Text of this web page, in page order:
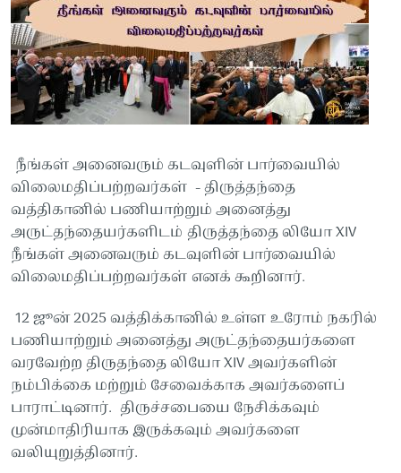
நீங்கள் அனைவரும் கடவுளின் பார்வையில்
விலைமதிப்பற்றவர்கள் - திருத்தந்தை
வத்திகானில் பணியாற்றும் அனைத்து
அருட்தந்தையர்களிடம் திருத்தந்தை லியோ XIV
நீங்கள் அனைவரும் கடவுளின் பார்வையில்
விலைமதிப்பற்றவர்கள் எனக் கூறினார்.
12 ஜூன் 2025 வத்திக்கானில் உள்ள உரோம் நகரில்
பணியாற்றும் அனைத்து அருட்தந்தையர்களை
வரவேற்ற திருதந்தை லியோ XIV அவர்களின்
நம்பிக்கை மற்றும் சேவைக்காக அவர்களைப்
பாராட்டினார். திருச்சபையை நேசிக்கவும்
முன்மாதிரியாக இருக்கவும் அவர்களை
வலியுறுத்தினார்.